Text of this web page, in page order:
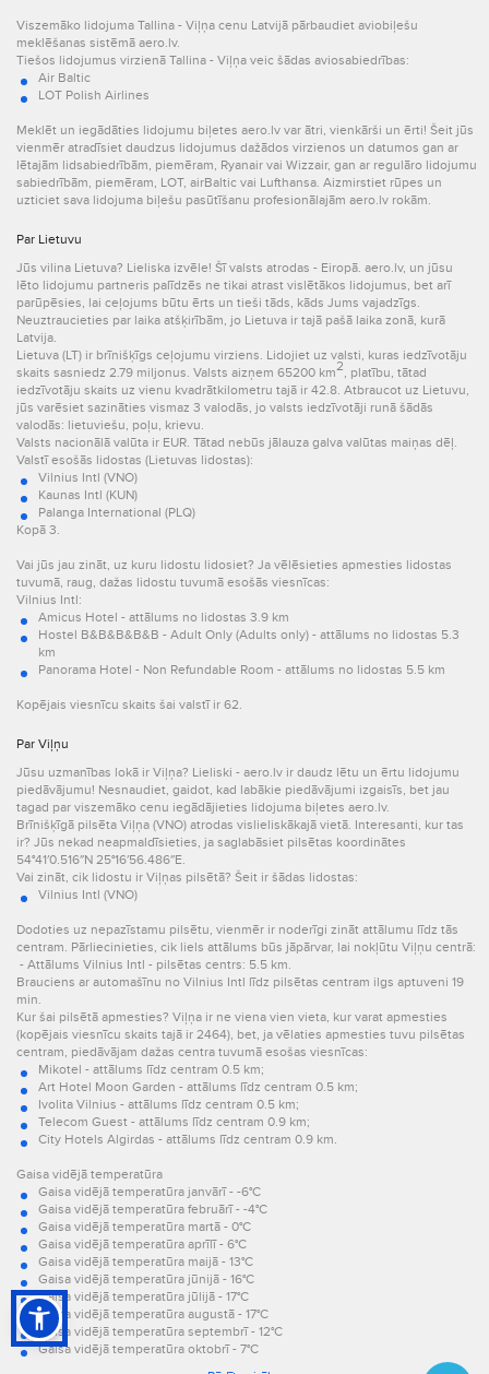
Viszemāko lidojuma Tallina - Viļņa cenu Latvijā pārbaudiet aviobiļešu
meklēšanas sistēmā aero.lv.
Tiešos lidojumus virzienā Tallina - Viļņa veic šādas aviosabiedrības:
Air Baltic
LOT Polish Airlines
Meklēt un iegādāties lidojumu biļetes aero.lv var ātri, vienkārši un ērti! Šeit jūs
vienmēr atradīsiet daudzus lidojumus dažādos virzienos un datumos gan ar
lētajām lidsabiedrībām, piemēram, Ryanair vai Wizzair, gan ar regulāro lidojumu
sabiedrībām, piemēram, LOT, airBaltic vai Lufthansa. Aizmirstiet rūpes un
uzticiet sava lidojuma biļešu pasūtīšanu profesionālajām aero.lv rokām.
Par Lietuvu
Jūs vilina Lietuva? Lieliska izvēle! Šī valsts atrodas - Eiropā. aero.lv, un jūsu
lēto lidojumu partneris palīdzēs ne tikai atrast vislētākos lidojumus, bet arī
parūpēsies, lai ceļojums būtu ērts un tieši tāds, kāds Jums vajadzīgs.
Neuztraucieties par laika atšķirībām, jo Lietuva ir tajā pašā laika zonā, kurā
Latvija.
Lietuva (LT) ir brīnišķīgs ceļojumu virziens. Lidojiet uz valsti, kuras iedzīvotāju
skaits sasniedz 2.79 miljonus. Valsts aizņem 65200 km2, platību, tātad
iedzīvotāju skaits uz vienu kvadrātkilometru tajā ir 42.8. Atbraucot uz Lietuvu,
jūs varēsiet sazināties vismaz 3 valodās, jo valsts iedzīvotāji runā šādās
valodās: lietuviešu, poļu, krievu.
Valsts nacionālā valūta ir EUR. Tātad nebūs jālauza galva valūtas maiņas dēļ.
Valstī esošās lidostas (Lietuvas lidostas):
Vilnius Intl (VNO)
Kaunas Intl (KUN)
Palanga International (PLQ)
Kopā 3.
Vai jūs jau zināt, uz kuru lidostu lidosiet? Ja vēlēsieties apmesties lidostas
tuvumā, raug, dažas lidostu tuvumā esošās viesnīcas:
Vilnius Intl:
Amicus Hotel - attālums no lidostas 3.9 km
Hostel B&B&B&B&B - Adult Only (Adults only) - attālums no lidostas 5.3
km
Panorama Hotel - Non Refundable Room - attālums no lidostas 5.5 km
Kopējais viesnīcu skaits šai valstī ir 62.
Par Viļņu
Jūsu uzmanības lokā ir Viļņa? Lieliski - aero.lv ir daudz lētu un ērtu lidojumu
piedāvājumu! Nesnaudiet, gaidot, kad labākie piedāvājumi izgaisīs, bet jau
tagad par viszemāko cenu iegādājieties lidojuma biļetes aero.lv.
Brīnišķīgā pilsēta Viļņa (VNO) atrodas vislieliskākajā vietā. Interesanti, kur tas
ir? Jūs nekad neapmaldīsieties, ja saglabāsiet pilsētas koordinātes
54°41′0.516″N 25°16′56.486″E.
Vai zināt, cik lidostu ir Viļņas pilsētā? Šeit ir šādas lidostas:
Vilnius Intl (VNO)
Dodoties uz nepazīstamu pilsētu, vienmēr ir noderīgi zināt attālumu līdz tās
centram. Pārliecinieties, cik liels attālums būs jāpārvar, lai nokļūtu Viļņu centrā:
- Attālums Vilnius Intl - pilsētas centrs: 5.5 km.
Brauciens ar automašīnu no Vilnius Intl līdz pilsētas centram ilgs aptuveni 19
min.
Kur šai pilsētā apmesties? Viļņa ir ne viena vien vieta, kur varat apmesties
(kopējais viesnīcu skaits tajā ir 2464), bet, ja vēlaties apmesties tuvu pilsētas
centram, piedāvājam dažas centra tuvumā esošas viesnīcas:
Mikotel - attālums līdz centram 0.5 km;
Art Hotel Moon Garden - attālums līdz centram 0.5 km;
Ivolita Vilnius - attālums līdz centram 0.5 km;
Telecom Guest - attālums līdz centram 0.9 km;
City Hotels Algirdas - attālums līdz centram 0.9 km.
Gaisa vidējā temperatūra
Gaisa vidējā temperatūra janvārī - -6°C
Gaisa vidējā temperatūra februārī - -4°C
Gaisa vidējā temperatūra martā - 0°C
Gaisa vidējā temperatūra aprīlī - 6°C
Gaisa vidējā temperatūra maijā - 13°C
Gaisa vidējā temperatūra jūnijā - 16°C
Gaisa vidējā temperatūra jūlijā - 17°C
Gaisa vidējā temperatūra augustā - 17°C
Gaisa vidējā temperatūra septembrī - 12°C
Gaisa vidējā temperatūra oktobrī - 7°C